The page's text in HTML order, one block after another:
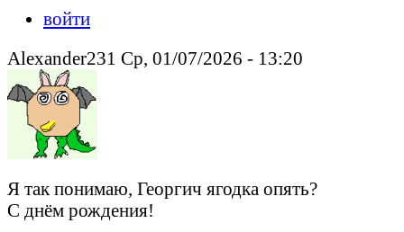
войти
Alexander231 Ср, 01/07/2026 - 13:20
Я так понимаю, Георгич ягодка опять?
С днём рождения!